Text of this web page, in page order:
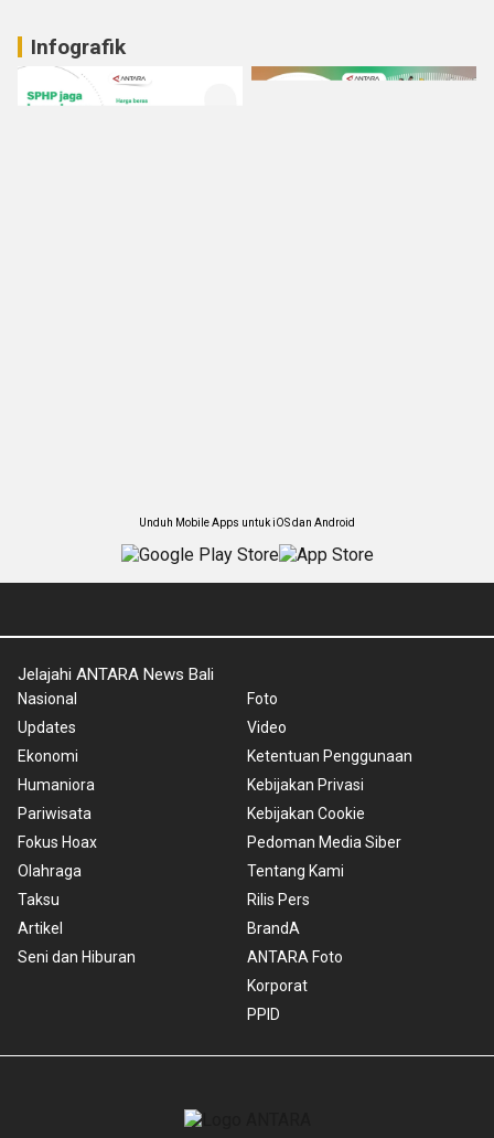
Infografik
Unduh Mobile Apps untuk iOS dan Android
Jelajahi ANTARA News Bali
Nasional
Updates
Ekonomi
Humaniora
Pariwisata
Fokus Hoax
Olahraga
Taksu
Artikel
Seni dan Hiburan
Foto
Video
Ketentuan Penggunaan
Kebijakan Privasi
Kebijakan Cookie
Pedoman Media Siber
Tentang Kami
Rilis Pers
BrandA
ANTARA Foto
Korporat
PPID